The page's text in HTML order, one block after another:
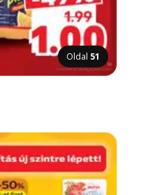
Oldal 51